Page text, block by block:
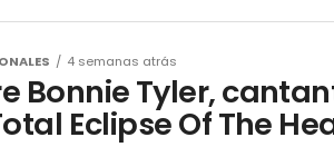
4 semanas atrás
Bonnie Tyler,
Eclipse Of The